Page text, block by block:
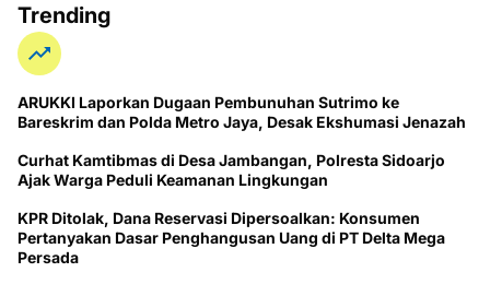
Trending
ARUKKI Laporkan Dugaan Pembunuhan Sutrimo ke
Bareskrim dan Polda Metro Jaya, Desak Ekshumasi Jenazah
Curhat Kamtibmas di Desa Jambangan, Polresta Sidoarjo
Ajak Warga Peduli Keamanan Lingkungan
KPR Ditolak, Dana Reservasi Dipersoalkan: Konsumen
Pertanyakan Dasar Penghangusan Uang di PT Delta Mega
Persada